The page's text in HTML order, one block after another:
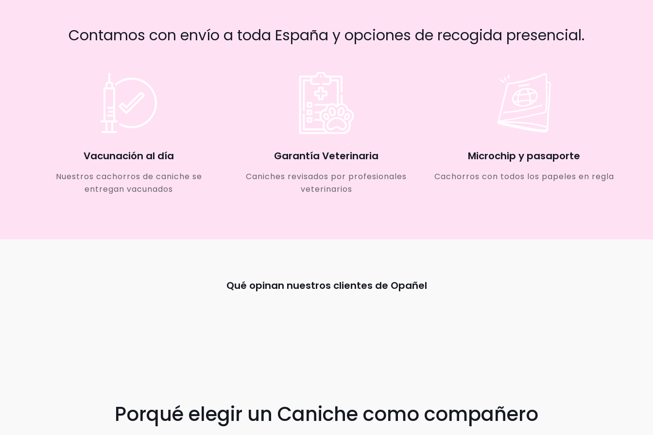
Contamos con envío a toda España y opciones de recogida presencial.
Vacunación al día
Nuestros cachorros de caniche se
entregan vacunados
Garantía Veterinaria
Caniches revisados por profesionales
veterinarios
Microchip y pasaporte
Cachorros con todos los papeles en regla
Qué opinan nuestros clientes de Opañel
Porqué elegir un Caniche como compañero